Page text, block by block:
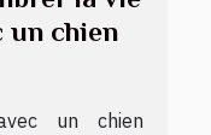
un chien
un chien